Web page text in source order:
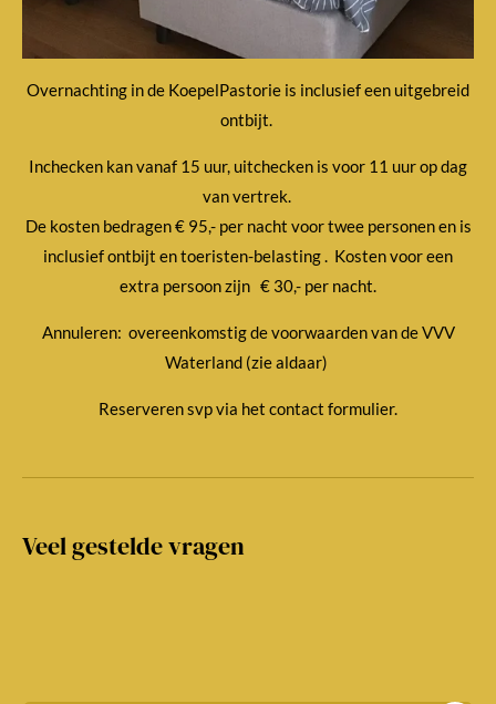
Overnachting in de KoepelPastorie is inclusief een uitgebreid
ontbijt.
Inchecken kan vanaf 15 uur, uitchecken is voor 11 uur op dag
van vertrek.
De kosten bedragen € 95,- per nacht voor twee personen en is
inclusief ontbijt en toeristen-belasting . Kosten voor een
extra persoon zijn € 30,- per nacht.
Annuleren: overeenkomstig de voorwaarden van de VVV
Waterland (zie aldaar)
Reserveren svp via het contact formulier.
Veel gestelde vragen